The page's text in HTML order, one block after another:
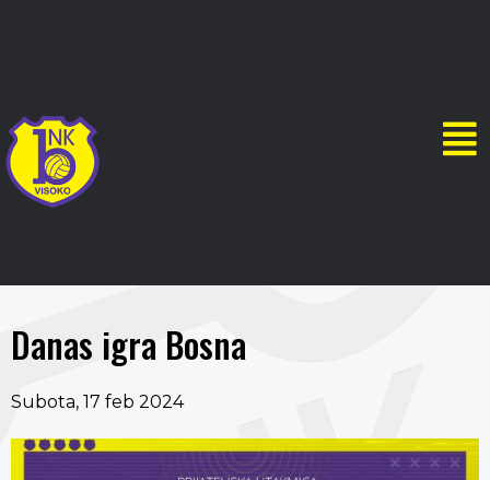
Danas igra Bosna
Subota, 17 feb 2024